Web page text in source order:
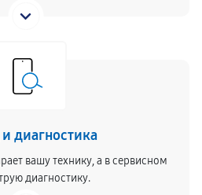
диагностика
вашу технику, а в сервисном
диагностику.